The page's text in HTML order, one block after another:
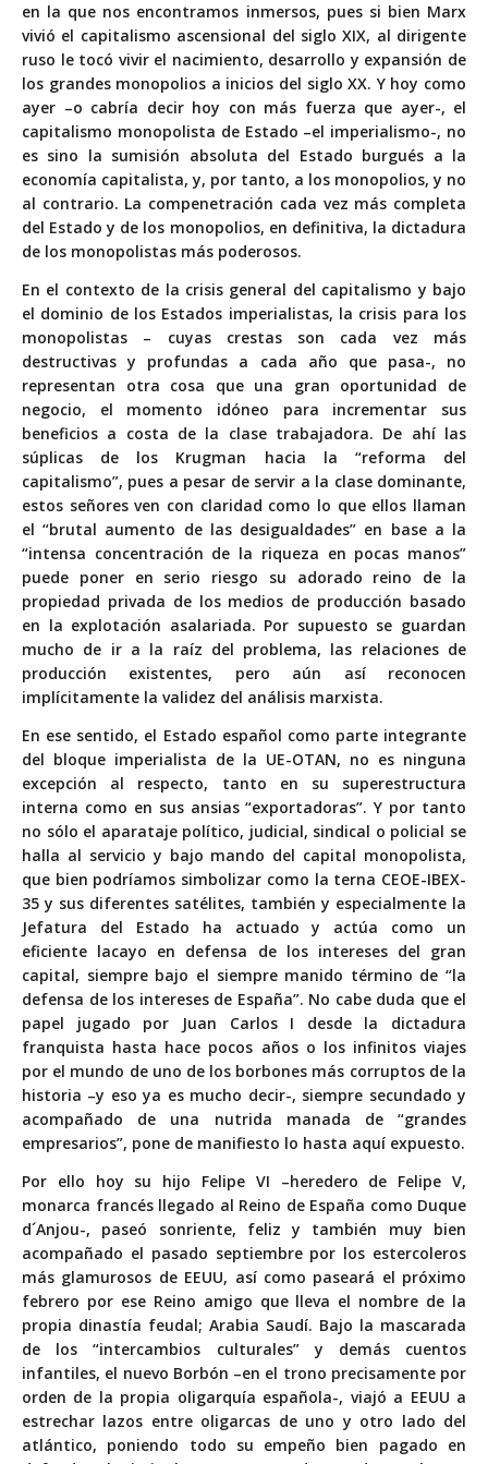
en la que nos encontramos inmersos, pues si bien Marx
vivió el capitalismo ascensional del siglo XIX, al dirigente
ruso le tocó vivir el nacimiento, desarrollo y expansión de
los grandes monopolios a inicios del siglo XX. Y hoy como
ayer –o cabría decir hoy con más fuerza que ayer-, el
capitalismo monopolista de Estado –el imperialismo-, no
es sino la sumisión absoluta del Estado burgués a la
economía capitalista, y, por tanto, a los monopolios, y no
al contrario. La compenetración cada vez más completa
del Estado y de los monopolios, en definitiva, la dictadura
de los monopolistas más poderosos.
En el contexto de la crisis general del capitalismo y bajo
el dominio de los Estados imperialistas, la crisis para los
monopolistas – cuyas crestas son cada vez más
destructivas y profundas a cada año que pasa-, no
representan otra cosa que una gran oportunidad de
negocio, el momento idóneo para incrementar sus
beneficios a costa de la clase trabajadora. De ahí las
súplicas de los Krugman hacia la “reforma del
capitalismo”, pues a pesar de servir a la clase dominante,
estos señores ven con claridad como lo que ellos llaman
el “brutal aumento de las desigualdades” en base a la
“intensa concentración de la riqueza en pocas manos”
puede poner en serio riesgo su adorado reino de la
propiedad privada de los medios de producción basado
en la explotación asalariada. Por supuesto se guardan
mucho de ir a la raíz del problema, las relaciones de
producción existentes, pero aún así reconocen
implícitamente la validez del análisis marxista.
En ese sentido, el Estado español como parte integrante
del bloque imperialista de la UE-OTAN, no es ninguna
excepción al respecto, tanto en su superestructura
interna como en sus ansias “exportadoras”. Y por tanto
no sólo el aparataje político, judicial, sindical o policial se
halla al servicio y bajo mando del capital monopolista,
que bien podríamos simbolizar como la terna CEOE-IBEX-
35 y sus diferentes satélites, también y especialmente la
Jefatura del Estado ha actuado y actúa como un
eficiente lacayo en defensa de los intereses del gran
capital, siempre bajo el siempre manido término de “la
defensa de los intereses de España”. No cabe duda que el
papel jugado por Juan Carlos I desde la dictadura
franquista hasta hace pocos años o los infinitos viajes
por el mundo de uno de los borbones más corruptos de la
historia –y eso ya es mucho decir-, siempre secundado y
acompañado de una nutrida manada de “grandes
empresarios”, pone de manifiesto lo hasta aquí expuesto.
Por ello hoy su hijo Felipe VI –heredero de Felipe V,
monarca francés llegado al Reino de España como Duque
d´Anjou-, paseó sonriente, feliz y también muy bien
acompañado el pasado septiembre por los estercoleros
más glamurosos de EEUU, así como paseará el próximo
febrero por ese Reino amigo que lleva el nombre de la
propia dinastía feudal; Arabia Saudí. Bajo la mascarada
de los “intercambios culturales” y demás cuentos
infantiles, el nuevo Borbón –en el trono precisamente por
orden de la propia oligarquía española-, viajó a EEUU a
estrechar lazos entre oligarcas de uno y otro lado del
atlántico, poniendo todo su empeño bien pagado en